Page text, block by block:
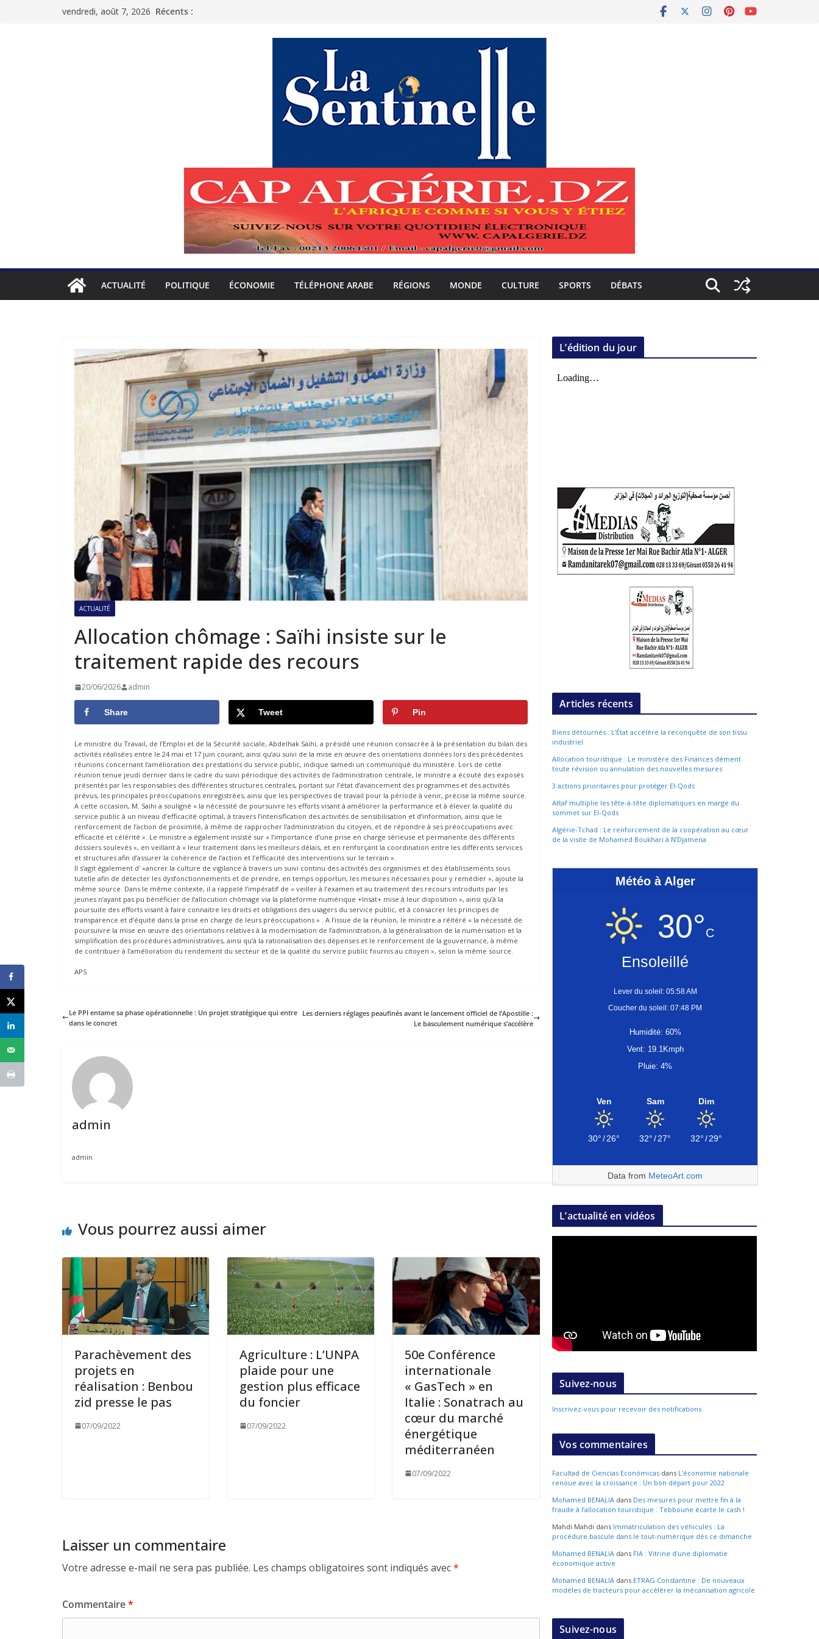
vendredi, août 7, 2026 Récents :
ACTUALITÉ POLITIQUE ÉCONOMIE TÉLÉPHONE ARABE RÉGIONS MONDE CULTURE SPORTS DÉBATS
ACTUALITÉ
Allocation chômage : Saïhi insiste sur le
traitement rapide des recours
20/06/2026 admin
Share Tweet Pin
Le ministre du Travail, de l’Emploi et de la Sécurité sociale, Abdelhak Saihi, a présidé une réunion consacrée à la présentation du bilan des
activités réalisées entre le 24 mai et 17 juin courant, ainsi qu’au suivi de la mise en œuvre des orientations données lors des précédentes
réunions concernant l’amélioration des prestations du service public, indique samedi un communiqué du ministère. Lors de cette
réunion tenue jeudi dernier dans le cadre du suivi périodique des activités de l’administration centrale, le ministre a écouté des exposés
présentés par les responsables des différentes structures centrales, portant sur l’état d’avancement des programmes et des activités
prévus, les principales préoccupations enregistrées, ainsi que les perspectives de travail pour la période à venir, précise la même source.
A cette occasion, M. Saihi a souligné « la nécessité de poursuivre les efforts visant à améliorer la performance et à élever la qualité du
service public à un niveau d’efficacité optimal, à travers l’intensification des activités de sensibilisation et d’information, ainsi que le
renforcement de l’action de proximité, à même de rapprocher l’administration du citoyen, et de répondre à ses préoccupations avec
efficacité et célérité ». Le ministre a également insisté sur « l’importance d’une prise en charge sérieuse et permanente des différents
dossiers soulevés », en veillant à « leur traitement dans les meilleurs délais, et en renforçant la coordination entre les différents services
et structures afin d’assurer la cohérence de l’action et l’efficacité des interventions sur le terrain ».
Il s’agit également d' »ancrer la culture de vigilance à travers un suivi continu des activités des organismes et des établissements sous
tutelle afin de détecter les dysfonctionnements et de prendre, en temps opportun, les mesures nécessaires pour y remédier », ajoute la
même source. Dans le même contexte, il a rappelé l’impératif de « veiller à l’examen et au traitement des recours introduits par les
jeunes n’ayant pas pu bénéficier de l’allocution chômage via la plateforme numérique +Insat+ mise à leur disposition », ainsi qu’à la
poursuite des efforts visant à faire connaitre les droits et obligations des usagers du service public, et à consacrer les principes de
transparence et d’équité dans la prise en charge de leurs préoccupations » . A l’issue de la réunion, le ministre a réitéré « la nécessité de
poursuivre la mise en œuvre des orientations relatives à la modernisation de l’administration, à la généralisation de la numérisation et la
simplification des procédures administratives, ainsi qu’à la rationalisation des dépenses et le renforcement de la gouvernance, à même
de contribuer à l’amélioration du rendement du secteur et de la qualité du service public fournis au citoyen », selon la même source.
APS
Le PPI entame sa phase opérationnelle : Un projet stratégique qui entre
dans le concret
Les derniers réglages peaufinés avant le lancement officiel de l’Apostille :
Le basculement numérique s’accélère
admin
admin
Vous pourrez aussi aimer
Parachèvement des
projets en
réalisation : Benbou
zid presse le pas
07/09/2022
Agriculture : L’UNPA
plaide pour une
gestion plus efficace
du foncier
07/09/2022
50e Conférence
internationale
« GasTech » en
Italie : Sonatrach au
cœur du marché
énergétique
méditerranéen
07/09/2022
Laisser un commentaire
Votre adresse e-mail ne sera pas publiée. Les champs obligatoires sont indiqués avec*
Commentaire*
L’édition du jour
Articles récents
Biens détournés : L’État accélère la reconquête de son tissu
industriel
Allocation touristique : Le ministère des Finances dément
toute révision ou annulation des nouvelles mesures
3 actions prioritaires pour protéger El-Qods
Attaf multiplie les tête-à-tête diplomatiques en marge du
sommet sur El-Qods
Algérie-Tchad : Le renforcement de la coopération au cœur
de la visite de Mohamed Boukhari à N’Djamena
Météo à Alger
30°C
Ensoleillé
Lever du soleil: 05:58 AM
Coucher du soleil: 07:48 PM
Humidité: 60%
Vent: 19.1Kmph
Pluie: 4%
Ven
30°/26°
Sam
32°/27°
Dim
32°/29°
Data from MeteoArt.com
L’actualité en vidéos
Suivez-nous
Inscrivez-vous pour recevoir des notifications
Vos commentaires
Facultad de Ciencias Económicas dans L’économie nationale
renoue avec la croissance : Un bon départ pour 2022
Mohamed BENALIA dans Des mesures pour mettre fin à la
fraude à l’allocation touristique : Tebboune écarte le cash !
Mahdi Mahdi dans Immatriculation des véhicules : La
procédure bascule dans le tout-numérique dès ce dimanche
Mohamed BENALIA dans FIA : Vitrine d’une diplomatie
économique active
Mohamed BENALIA dans ETRAG Constantine : De nouveaux
modèles de tracteurs pour accélérer la mécanisation agricole
Suivez-nous